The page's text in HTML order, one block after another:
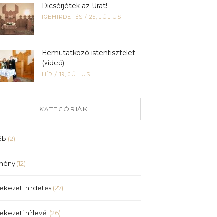
Dicsérjétek az Urat!
IGEHIRDETÉS / 26, JÚLIUS
Bemutatkozó istentisztelet
(videó)
HÍR / 19, JÚLIUS
KATEGÓRIÁK
(2)
(12)
hirdetés (27)
hírlevél (26)